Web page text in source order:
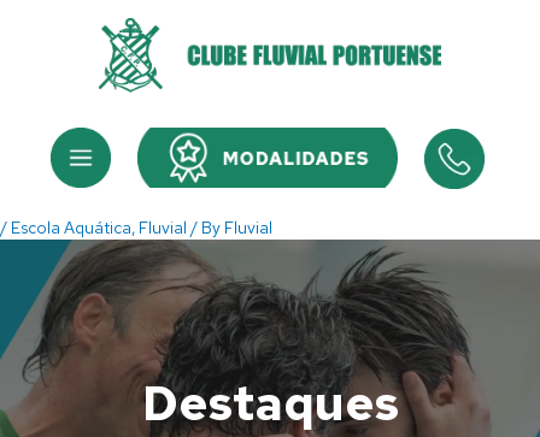
Menu Menu
/ Escola Aquática, Fluvial / By Fluvial
Destaques